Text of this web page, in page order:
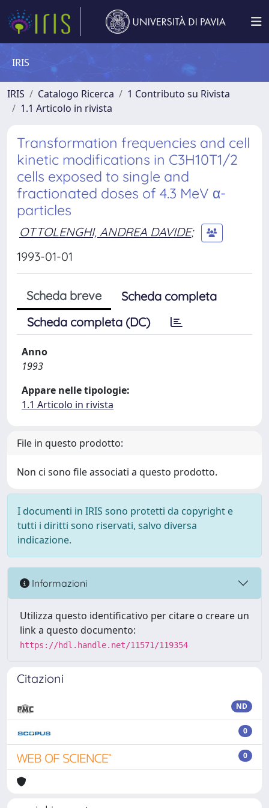
IRIS
IRIS Catalogo Ricerca
1 Contributo su Rivista
1.1 Articolo in rivista
Transformation frequencies and cell
kinetic modifications in C3H10T1/2
cells exposed to single and
fractionated doses of 4.3 MeV α-
particles
OTTOLENGHI, ANDREA DAVIDE;
1993-01-01
Scheda breve
Scheda completa
Scheda completa (DC)
Anno
1993
Appare nelle tipologie:
1.1 Articolo in rivista
File in questo prodotto:
Non ci sono file associati a questo prodotto.
I documenti in IRIS sono protetti da copyright e
tutti i diritti sono riservati, salvo diversa
indicazione.
Informazioni
Utilizza questo identificativo per citare o creare un
link a questo documento:
https://hdl.handle.net/11571/119354
Citazioni
ND
0
0